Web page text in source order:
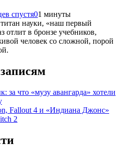
спустя01 минуты
науки, «наш первый
отлит в бронзе учебников,
человек со сложной, порой
за что «музу авангарда» хотели
Fallout 4 и «Индиана Джонс»
2